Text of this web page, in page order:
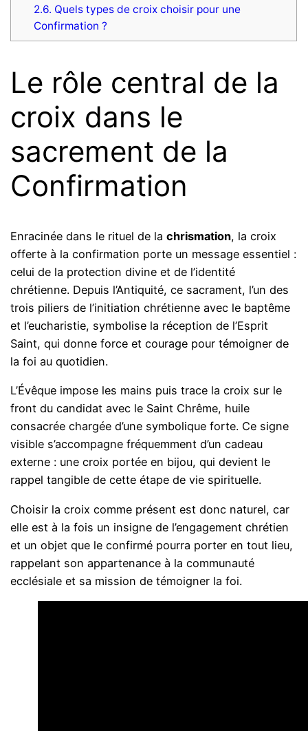
2.6. Quels types de croix choisir pour une
Confirmation ?
Le rôle central de la
croix dans le
sacrement de la
Confirmation
Enracinée dans le rituel de lachrismation, la croix
offerte à la confirmation porte un message essentiel :
celui de la protection divine et de l’identité
chrétienne. Depuis l’Antiquité, ce sacrament, l’un des
trois piliers de l’initiation chrétienne avec le baptême
et l’eucharistie, symbolise la réception de l’Esprit
Saint, qui donne force et courage pour témoigner de
la foi au quotidien.
L’Évêque impose les mains puis trace la croix sur le
front du candidat avec le Saint Chrême, huile
consacrée chargée d’une symbolique forte. Ce signe
visible s’accompagne fréquemment d’un cadeau
externe : une croix portée en bijou, qui devient le
rappel tangible de cette étape de vie spirituelle.
Choisir la croix comme présent est donc naturel, car
elle est à la fois un insigne de l’engagement chrétien
et un objet que le confirmé pourra porter en tout lieu,
rappelant son appartenance à la communauté
ecclésiale et sa mission de témoigner la foi.